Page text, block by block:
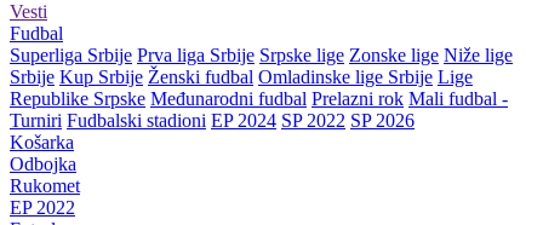
Vesti
Fudbal
Superliga Srbije Prva liga Srbije Srpske lige Zonske lige Niže lige
Srbije Kup Srbije Ženski fudbal Omladinske lige Srbije Lige
Republike Srpske Međunarodni fudbal Prelazni rok Mali fudbal -
Turniri Fudbalski stadioni EP 2024 SP 2022 SP 2026
Košarka
Odbojka
Rukomet
EP 2022